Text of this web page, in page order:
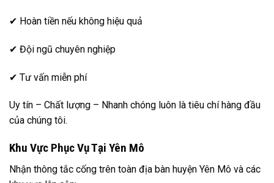
✔ Hoàn tiền nếu không hiệu quả
✔ Đội ngũ chuyên nghiệp
✔ Tư vấn miễn phí
Uy tín – Chất lượng – Nhanh chóng luôn là tiêu chí hàng đầu
của chúng tôi.
Khu Vực Phục Vụ Tại Yên Mô
Nhận thông tắc cống trên toàn địa bàn huyện Yên Mô và các